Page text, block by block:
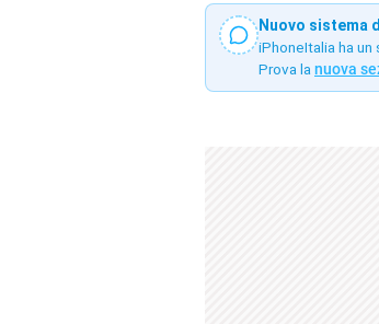
Nuovo sistema
iPhoneItalia ha
Prova la nuova